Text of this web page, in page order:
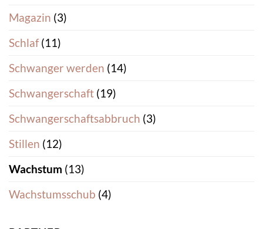
Magazin (3)
Schlaf(11)
Schwanger werden (14)
Schwangerschaft (19)
Schwangerschaftsabbruch (3)
Stillen (12)
Wachstum (13)
Wachstumsschub (4)